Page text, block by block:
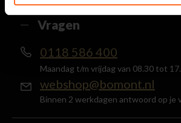
Vragen
0118 586 400
Maandag t/m vrijdag van 08.30 tot
webshop@bomont.nl
Binnen 2 werkdagen antwoord op je